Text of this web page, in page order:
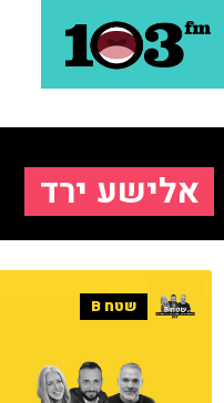
אלישע ירד
שטח B